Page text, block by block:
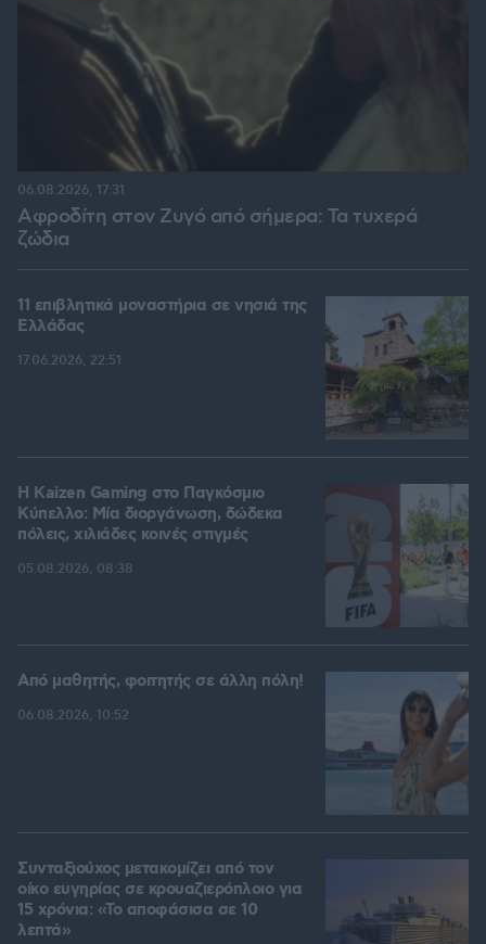
Αφροδίτη στον Ζυγό από σήμερα: Τα τυχερά
ζώδια
06.08.2026, 17:31
11 επιβλητικά μοναστήρια σε νησιά της
Ελλάδας
17.06.2026, 22:51
H Kaizen Gaming στο Παγκόσμιο
Kύπελλο: Μία διοργάνωση, δώδεκα
πόλεις, χιλιάδες κοινές στιγμές
05.08.2026, 08:38
Από μαθητής, φοιτητής σε άλλη πόλη!
06.08.2026, 10:52
Συνταξιούχος μετακομίζει από τον
οίκο ευγηρίας σε κρουαζιερόπλοιο για
15 χρόνια: «Το αποφάσισα σε 10
λεπτά»